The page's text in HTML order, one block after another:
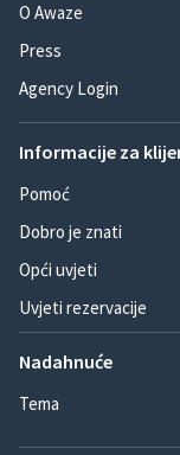
O Awaze
Press
Agency Login
Informacije za
Pomoć
Dobro je znati
Opći uvjeti
Uvjeti rezervacije
Nadahnuće
Tema